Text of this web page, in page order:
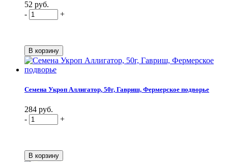
52 руб.
-
+
Семена Укроп Аллигатор, 50г, Гавриш, Фермерское подворье
284 руб.
-
+